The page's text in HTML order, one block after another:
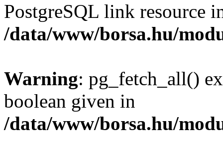
PostgreSQL link resource
/data/www/borsa.hu/
Warning: pg_fetch_all()
boolean given in
/data/www/borsa.hu/